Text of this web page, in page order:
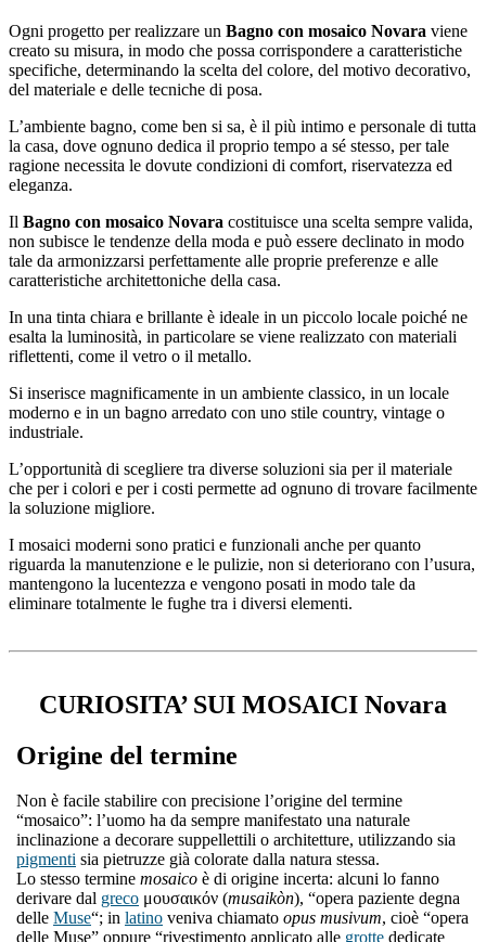
Ogni progetto per realizzare un Bagno con mosaico Novara viene
creato su misura, in modo che possa corrispondere a caratteristiche
specifiche, determinando la scelta del colore, del motivo decorativo,
del materiale e delle tecniche di posa.
L’ambiente bagno, come ben si sa, è il più intimo e personale di tutta
la casa, dove ognuno dedica il proprio tempo a sé stesso, per tale
ragione necessita le dovute condizioni di comfort, riservatezza ed
eleganza.
Il Bagno con mosaico Novara costituisce una scelta sempre valida,
non subisce le tendenze della moda e può essere declinato in modo
tale da armonizzarsi perfettamente alle proprie preferenze e alle
caratteristiche architettoniche della casa.
In una tinta chiara e brillante è ideale in un piccolo locale poiché ne
esalta la luminosità, in particolare se viene realizzato con materiali
riflettenti, come il vetro o il metallo.
Si inserisce magnificamente in un ambiente classico, in un locale
moderno e in un bagno arredato con uno stile country, vintage o
industriale.
L’opportunità di scegliere tra diverse soluzioni sia per il materiale
che per i colori e per i costi permette ad ognuno di trovare facilmente
la soluzione migliore.
I mosaici moderni sono pratici e funzionali anche per quanto
riguarda la manutenzione e le pulizie, non si deteriorano con l’usura,
mantengono la lucentezza e vengono posati in modo tale da
eliminare totalmente le fughe tra i diversi elementi.
CURIOSITA’ SUI MOSAICI Novara
Origine del termine
Non è facile stabilire con precisione l’origine del termine
“mosaico”: l’uomo ha da sempre manifestato una naturale
inclinazione a decorare suppellettili o architetture, utilizzando sia
pigmenti sia pietruzze già colorate dalla natura stessa.
Lo stesso termine mosaico è di origine incerta: alcuni lo fanno
derivare dal greco μουσαικόν (musaikòn), “opera paziente degna
delle Muse“; in latino veniva chiamato opus musivum, cioè “opera
delle Muse” oppure “rivestimento applicato alle grotte dedicate